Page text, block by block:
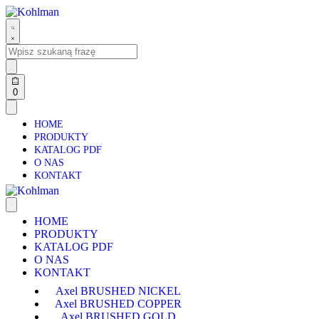
0
HOME
PRODUKTY
KATALOG PDF
O NAS
KONTAKT
HOME
PRODUKTY
KATALOG PDF
O NAS
KONTAKT
Axel BRUSHED NICKEL
Axel BRUSHED COPPER
Axel BRUSHED GOLD